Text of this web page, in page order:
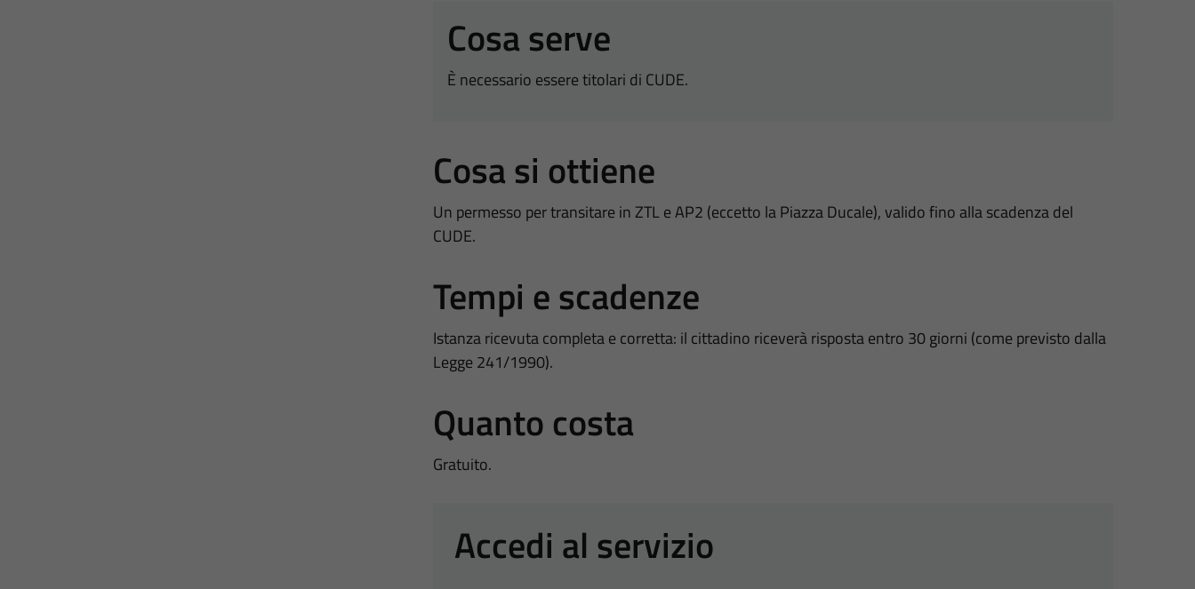
Cosa serve
È necessario essere titolari di CUDE.
Cosa si ottiene
Un permesso per transitare in ZTL e AP2 (eccetto la Piazza Ducale), valido fino alla scadenza del
CUDE.
Tempi e scadenze
Istanza ricevuta completa e corretta: il cittadino riceverà risposta entro 30 giorni (come previsto dalla
Legge 241/1990).
Quanto costa
Gratuito.
Accedi al servizio